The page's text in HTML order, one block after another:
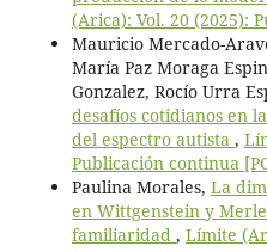
(Arica): Vol. 20 (2025):
Mauricio Mercado-
María Paz Moraga
Gonzalez, Rocío Urra
desafíos cotidianos en
del espectro autista ,
Publicación continua
Paulina Morales, La
en Wittgenstein y
familiaridad , Límite